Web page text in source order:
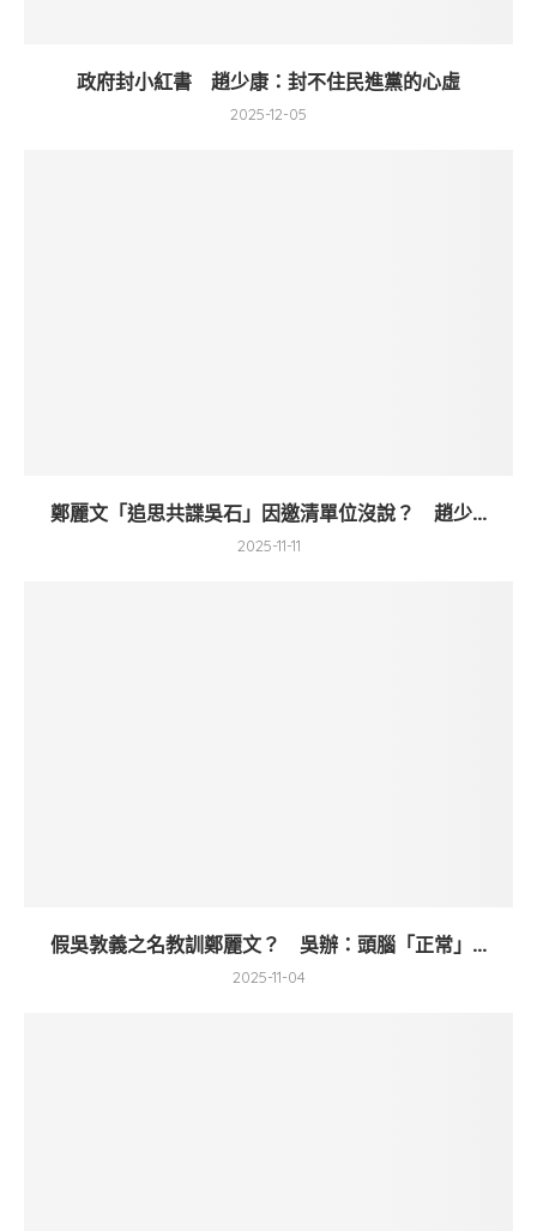
政府封小紅書 趙少康：封不住民進黨的心虛
2025-12-05
鄭麗文「追思共諜吳石」因邀清單位沒說？ 趙少...
2025-11-11
假吳敦義之名教訓鄭麗文？ 吳辦：頭腦「正常」...
2025-11-04